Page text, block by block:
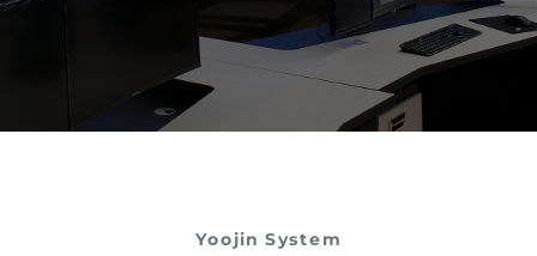
Yoojin System